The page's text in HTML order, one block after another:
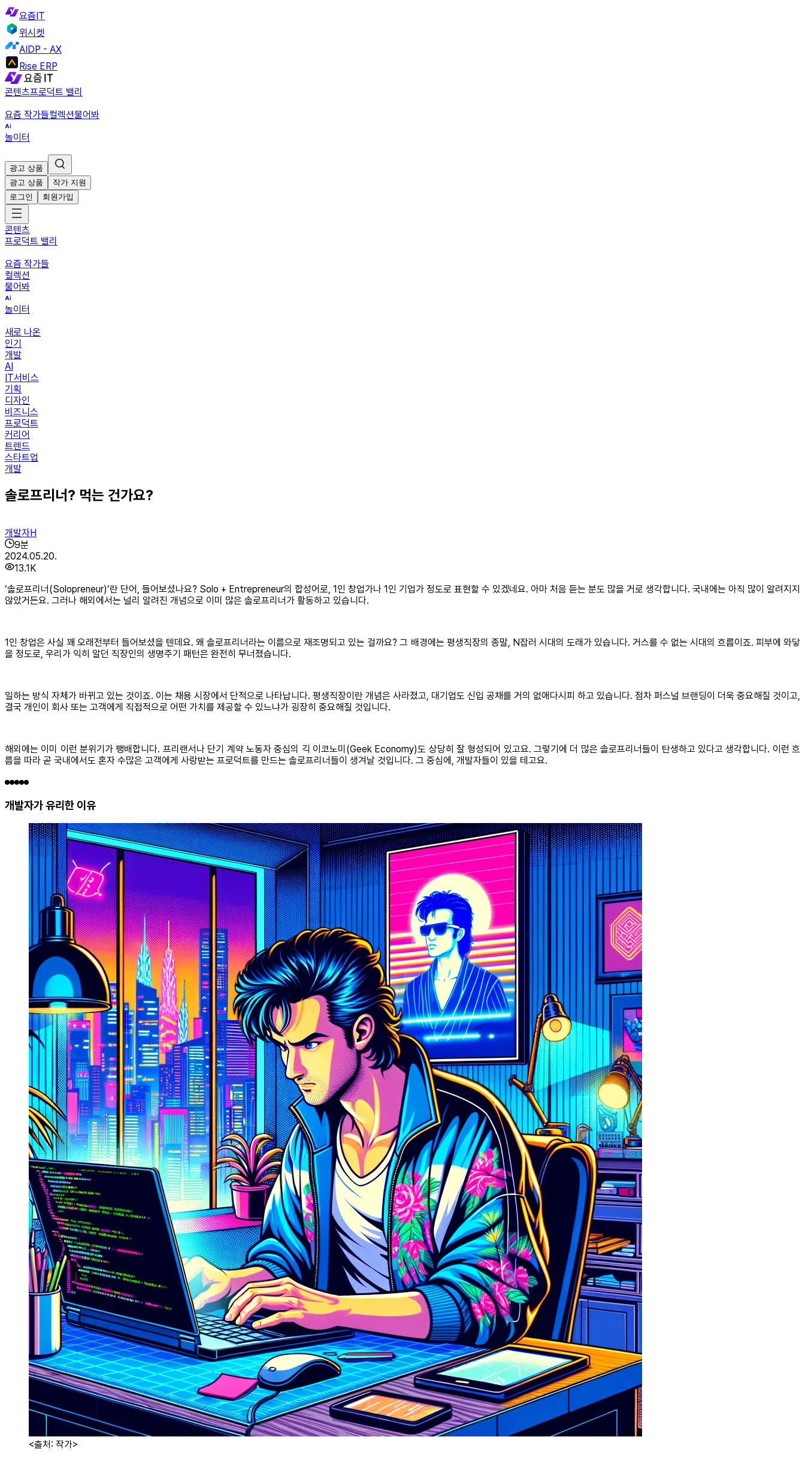
요즘IT
위시켓
AIDP - AX
Rise ERP
콘텐츠프로덕트 밸리
요즘 작가들컬렉션물어봐
놀이터
광고 상품
광고 상품
작가 지원
로그인
회원가입
콘텐츠
프로덕트 밸리
요즘 작가들
컬렉션
물어봐
놀이터
새로 나온
인기
개발
AI
IT서비스
기획
디자인
비즈니스
프로덕트
커리어
트렌드
스타트업
개발
솔로프리너? 먹는 건가요?
개발자H
9분
2024.05.20.
13.1K
‘솔로프리너(Solopreneur)’란 단어, 들어보셨나요? Solo + Entrepreneur의 합성어로, 1인 창업가나 1인 기업가 정도로 표현할 수 있겠네요. 아마 처음 듣는 분도 많을 거로 생각합니다. 국내에는 아직 많이 알려지지
않았거든요. 그러나 해외에서는 널리 알려진 개념으로 이미 많은 솔로프리너가 활동하고 있습니다.
1인 창업은 사실 꽤 오래전부터 들어보셨을 텐데요. 왜 솔로프리너라는 이름으로 재조명되고 있는 걸까요? 그 배경에는 평생직장의 종말, N잡러 시대의 도래가 있습니다. 거스를 수 없는 시대의 흐름이죠. 피부에 와닿
을 정도로, 우리가 익히 알던 직장인의 생명주기 패턴은 완전히 무너졌습니다.
일하는 방식 자체가 바뀌고 있는 것이죠. 이는 채용 시장에서 단적으로 나타납니다. 평생직장이란 개념은 사라졌고, 대기업도 신입 공채를 거의 없애다시피 하고 있습니다. 점차 퍼스널 브랜딩이 더욱 중요해질 것이고,
결국 개인이 회사 또는 고객에게 직접적으로 어떤 가치를 제공할 수 있느냐가 굉장히 중요해질 것입니다.
해외에는 이미 이런 분위기가 팽배합니다. 프리랜서나 단기 계약 노동자 중심의 긱 이코노미(Geek Economy)도 상당히 잘 형성되어 있고요. 그렇기에 더 많은 솔로프리너들이 탄생하고 있다고 생각합니다. 이런 흐
름을 따라 곧 국내에서도 혼자 수많은 고객에게 사랑받는 프로덕트를 만드는 솔로프리너들이 생겨날 것입니다. 그 중심에, 개발자들이 있을 테고요.
개발자가 유리한 이유
<출처: 작가>